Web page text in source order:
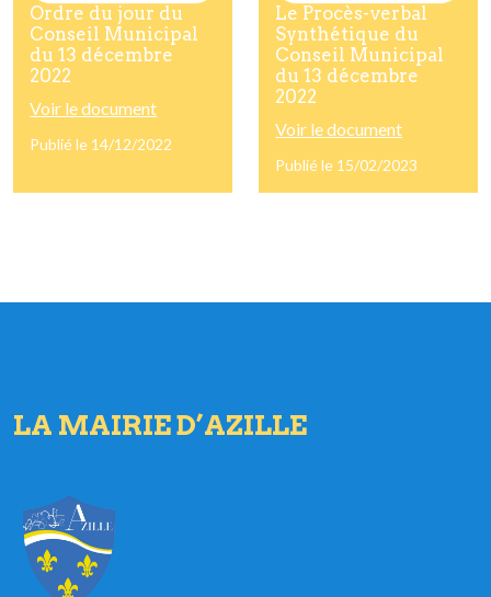
Ordre du jour du
Conseil Municipal
du 13 décembre
2022
Voir le document
Publié le 14/12/2022
Le Procès-verbal
Synthétique du
Conseil Municipal
du 13 décembre
2022
Voir le document
Publié le 15/02/2023
LA MAIRIE D’AZILLE